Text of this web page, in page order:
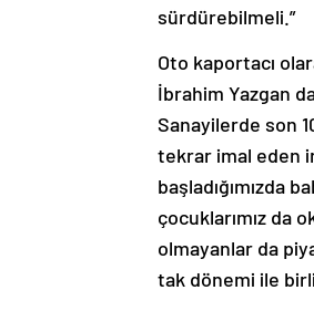
sürdürebilmeli.”
Oto kaportacı
İbrahim Yazgan
Sanayilerde son
tekrar imal eden
başladığımızda
çocuklarımız da
olmayanlar da
tak dönemi ile